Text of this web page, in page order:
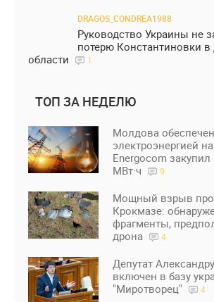
DRAGOS_CONDREA1988
Руководство Украины не
потерю Константиновки
области
1
ТОП ЗА НЕДЕЛЮ
Молдова
электроэнергией
Energocom
МВт·ч
9
Мощный взрыв
Крокмазе:
фрагменты,
дрона
4
Депутат
включен в базу
"Миротворец"
4